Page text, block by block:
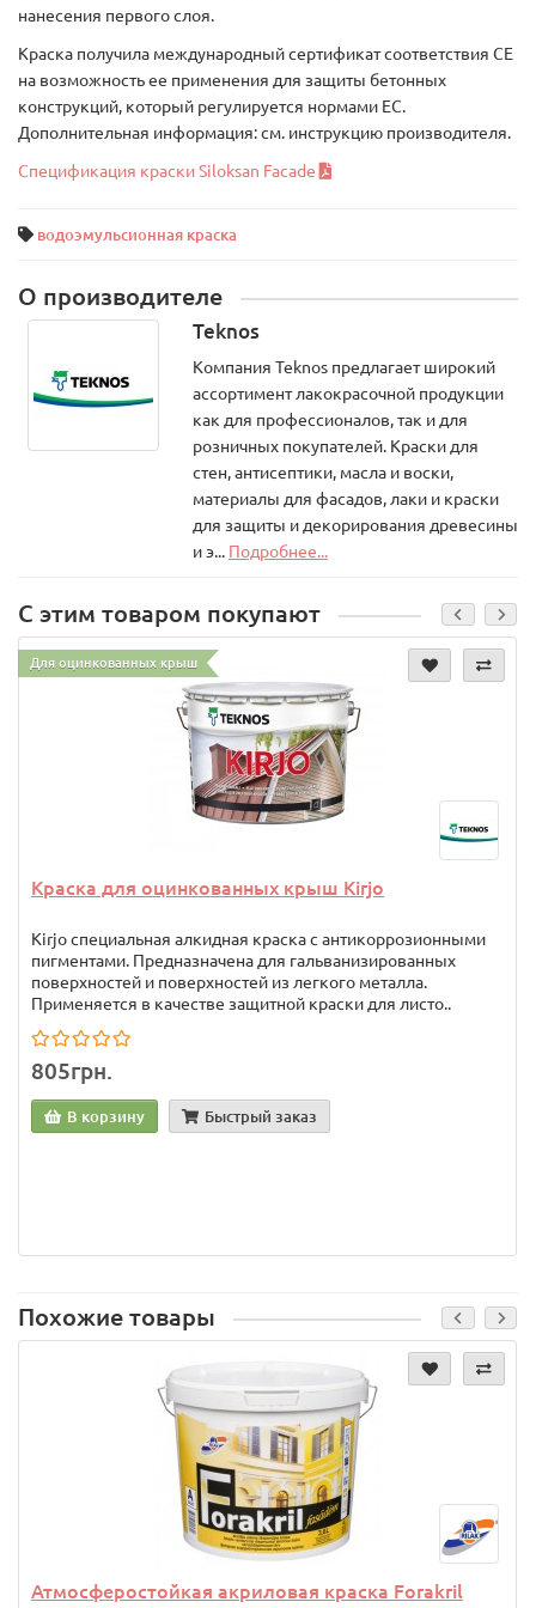
нанесения первого слоя.
Краска получила международный сертификат соответствия СЕ
на возможность ее применения для защиты бетонных
конструкций, который регулируется нормами ЕС.
Дополнительная информация: см. инструкцию производителя.
Спецификация краски Siloksan Facade
водоэмульсионная краска
О производителе
Teknos
Компания Teknos предлагает широкий
ассортимент лакокрасочной продукции
как для профессионалов, так и для
розничных покупателей. Краски для
стен, антисептики, масла и воски,
материалы для фасадов, лаки и краски
для защиты и декорирования древесины
и э... Подробнее...
С этим товаром покупают
Для оцинкованных крыш
Краска для оцинкованных крыш Kirjo
Kirjo специальная алкидная краска c антикоррозионными
пигментами. Предназначена для гальванизированных
поверхностей и поверхностей из легкого металла.
Применяется в качестве защитной краски для листо..
805грн.
В корзину Быстрый заказ
Похожие товары
Атмосферостойкая акриловая краска Forakril